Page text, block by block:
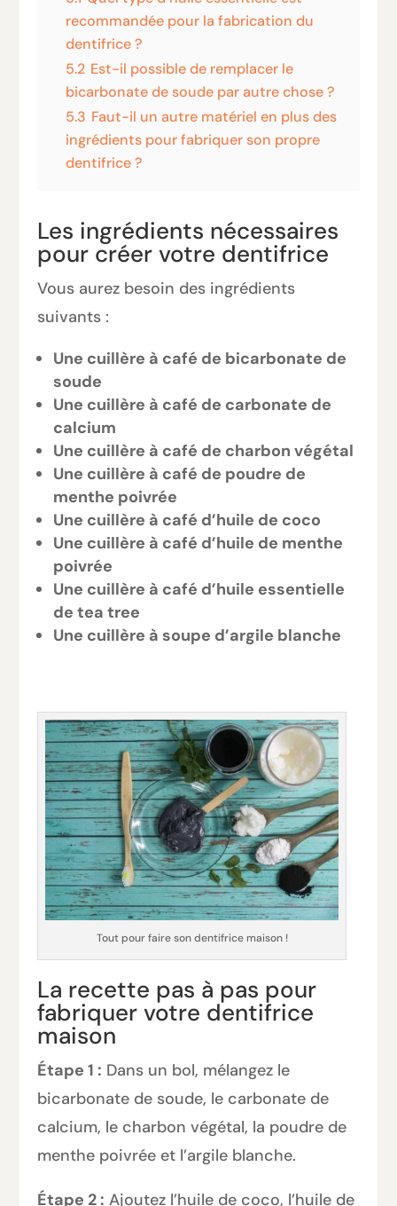
recommandée pour la fabrication du
dentifrice ?
5.2 Est-il possible de remplacer le
bicarbonate de soude par autre chose ?
5.3 Faut-il un autre matériel en plus des
ingrédients pour fabriquer son propre
dentifrice ?
Les ingrédients nécessaires
pour créer votre dentifrice
Vous aurez besoin des ingrédients
suivants :
Une cuillère à café de bicarbonate de
soude
Une cuillère à café de carbonate de
calcium
Une cuillère à café de charbon végétal
Une cuillère à café de poudre de
menthe poivrée
Une cuillère à café d’huile de coco
Une cuillère à café d’huile de menthe
poivrée
Une cuillère à café d’huile essentielle
de tea tree
Une cuillère à soupe d’argile blanche
Tout pour faire son dentifrice maison !
La recette pas à pas pour
fabriquer votre dentifrice
maison
Étape 1 : Dans un bol, mélangez le
bicarbonate de soude, le carbonate de
calcium, le charbon végétal, la poudre de
menthe poivrée et l’argile blanche.
Étape 2 : Ajoutez l’huile de coco, l’huile de